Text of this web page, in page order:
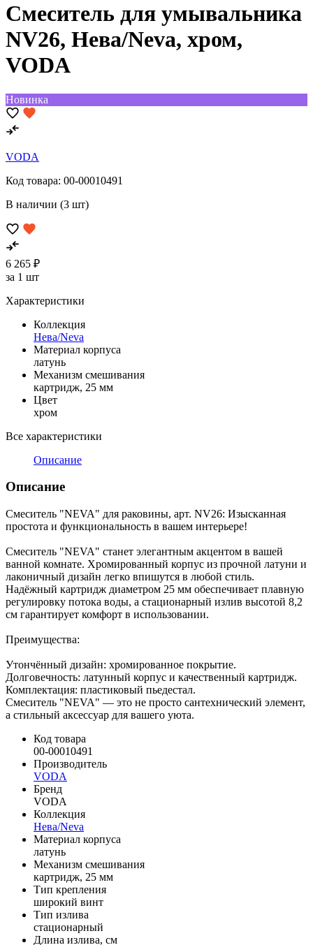
Смеситель для умывальника
NV26, Нева/Neva, хром,
VODA
Новинка
VODA
Код товара: 00-00010491
В наличии (3 шт)
6 265 ₽
за 1 шт
Характеристики
Коллекция
Нева/Neva
Материал корпуса
латунь
Механизм смешивания
картридж, 25 мм
Цвет
хром
Все характеристики
Описание
Описание
Смеситель "NEVA" для раковины, арт. NV26: Изысканная
простота и функциональность в вашем интерьере!
Смеситель "NEVA" станет элегантным акцентом в вашей
ванной комнате. Хромированный корпус из прочной латуни и
лаконичный дизайн легко впишутся в любой стиль.
Надёжный картридж диаметром 25 мм обеспечивает плавную
регулировку потока воды, а стационарный излив высотой 8,2
см гарантирует комфорт в использовании.
Преимущества:
Утончённый дизайн: хромированное покрытие.
Долговечность: латунный корпус и качественный картридж.
Комплектация: пластиковый пьедестал.
Смеситель "NEVA" — это не просто сантехнический элемент,
а стильный аксессуар для вашего уюта.
Код товара
00-00010491
Производитель
VODA
Бренд
VODA
Коллекция
Нева/Neva
Материал корпуса
латунь
Механизм смешивания
картридж, 25 мм
Тип крепления
широкий винт
Тип излива
стационарный
Длина излива, см